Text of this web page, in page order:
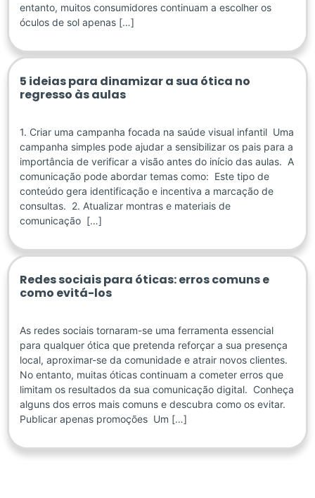
entanto, muitos consumidores continuam a escolher os
óculos de sol apenas […]
5 ideias para dinamizar a sua ótica no
regresso às aulas
1. Criar uma campanha focada na saúde visual infantil Uma
campanha simples pode ajudar a sensibilizar os pais para a
importância de verificar a visão antes do início das aulas. A
comunicação pode abordar temas como: Este tipo de
conteúdo gera identificação e incentiva a marcação de
consultas. 2. Atualizar montras e materiais de
comunicação […]
Redes sociais para óticas: erros comuns e
como evitá-los
As redes sociais tornaram-se uma ferramenta essencial
para qualquer ótica que pretenda reforçar a sua presença
local, aproximar-se da comunidade e atrair novos clientes.
No entanto, muitas óticas continuam a cometer erros que
limitam os resultados da sua comunicação digital. Conheça
alguns dos erros mais comuns e descubra como os evitar.
Publicar apenas promoções Um […]